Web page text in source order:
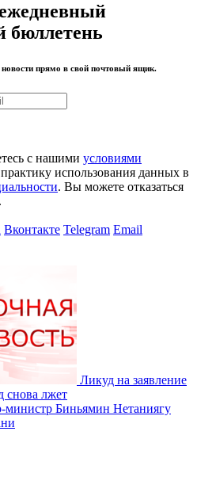
новости прямо в свой почтовый ящик.
с нашими условиями
использования данных в
. Вы можете отказаться
Вконтакте Telegram Email
Ликуд на заявление
лжет
министр Биньямин Нетаниягу